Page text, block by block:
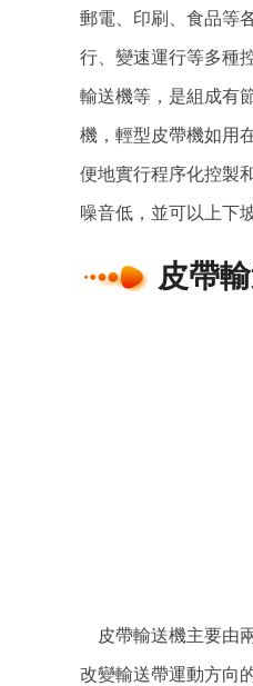
郵電、印刷、食品等
行、變速運行等多種
輸送機等，是組成有
機，輕型皮帶機如用
便地實行程序化控製
噪音低，並可以上下
皮帶
皮帶輸送機主要由
改變輸送帶運動方向